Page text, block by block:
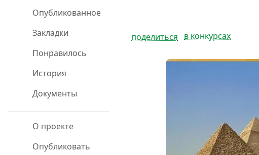
Опубликованное
Закладки
Понравилось
История
Документы
О проекте
Опубликовать
поделиться
в конкурсах